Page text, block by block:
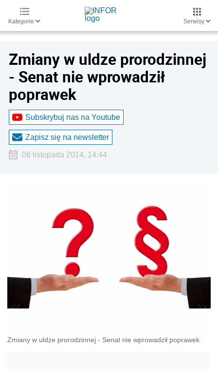
Kategorie Serwisy
Zmiany w uldze prorodzinnej
- Senat nie wprowadził
poprawek
Subskrybuj nas na Youtube
Zapisz się na newsletter
06 listopada 2014, 14:44
Zmiany w uldze prorodzinnej - Senat nie wprowadził poprawek